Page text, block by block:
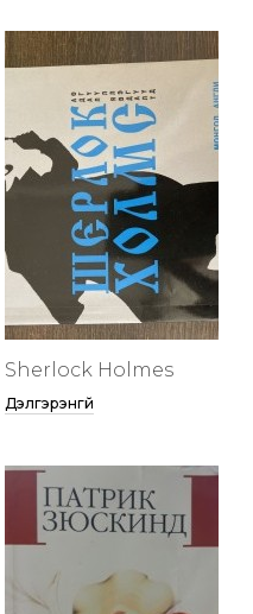
Sherlock Holmes
Дэлгэрэнгүй